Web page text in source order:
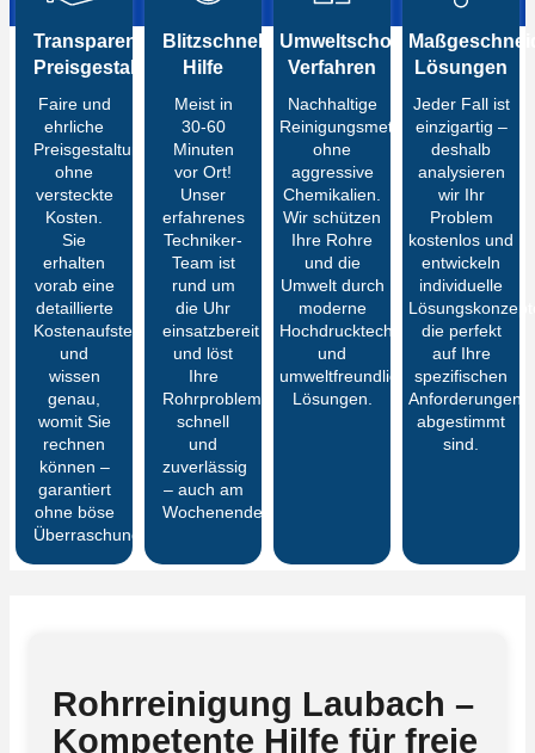
Transparente
Preisgestaltung
Faire und
ehrliche
Preisgestaltung
ohne
versteckte
Kosten.
Sie
erhalten
vorab eine
detaillierte
Kostenaufstellung
und
wissen
genau,
womit Sie
rechnen
können –
garantiert
ohne böse
Überraschungen
Blitzschnelle
Hilfe
Meist in
30-60
Minuten
vor Ort!
Unser
erfahrenes
Techniker-
Team ist
rund um
die Uhr
einsatzbereit
und löst
Ihre
Rohrprobleme
schnell
und
zuverlässig
– auch am
Wochenende.
Umweltschonende
Verfahren
Nachhaltige
Reinigungsmethoden
ohne
aggressive
Chemikalien.
Wir schützen
Ihre Rohre
und die
Umwelt durch
moderne
Hochdrucktechnik
und
umweltfreundliche
Lösungen.
Lösungen
Jeder Fall ist
einzigartig –
deshalb
analysieren
wir Ihr
Problem
kostenlos und
entwickeln
individuelle
die perfekt
auf Ihre
spezifischen
Anforderungen
abgestimmt
sind.
Rohrreinigung Laubach –
Kompetente Hilfe für freie